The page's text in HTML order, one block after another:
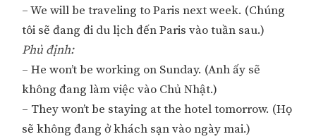
– We will be traveling to Paris next week. (Chúng
tôi sẽ đang đi du lịch đến Paris vào tuần sau.)
Phủ định:
– He won’t be working on Sunday. (Anh ấy sẽ
không đang làm việc vào Chủ Nhật.)
– They won’t be staying at the hotel tomorrow. (Họ
sẽ không đang ở khách sạn vào ngày mai.)